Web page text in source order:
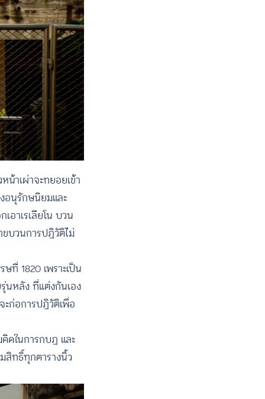
าเผ่าจะทยอยเข้า
อนุรักษนิยมและ
อาเรเลียโน บวน
บวนการปฏิวัติไม่
ที่ 1820 เพราะเป็น
นหลัง ที่แต่งกันเอง
ก่อการปฏิวัติเพื่อ
ดในการกบฏ และ
สิทธิ์ทุกตารางนิ้ว